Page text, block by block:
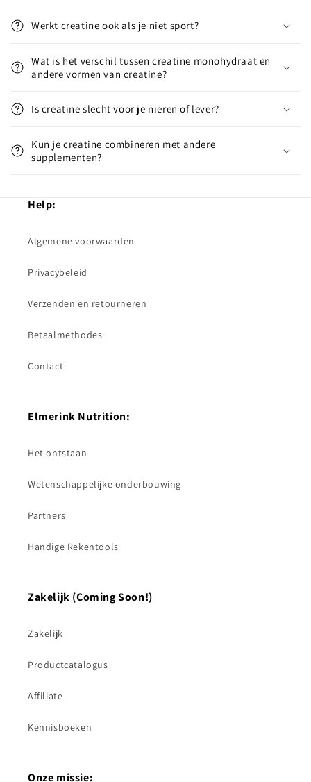
Werkt creatine ook als je niet sport?
Wat is het verschil tussen creatine monohydraat en
andere vormen van creatine?
Is creatine slecht voor je nieren of lever?
Kun je creatine combineren met andere
supplementen?
Help:
Algemene voorwaarden
Privacybeleid
Verzenden en retourneren
Betaalmethodes
Contact
Elmerink Nutrition:
Het ontstaan
Wetenschappelijke onderbouwing
Partners
Handige Rekentools
Zakelijk (Coming Soon!)
Zakelijk
Productcatalogus
Affiliate
Kennisboeken
Onze missie: